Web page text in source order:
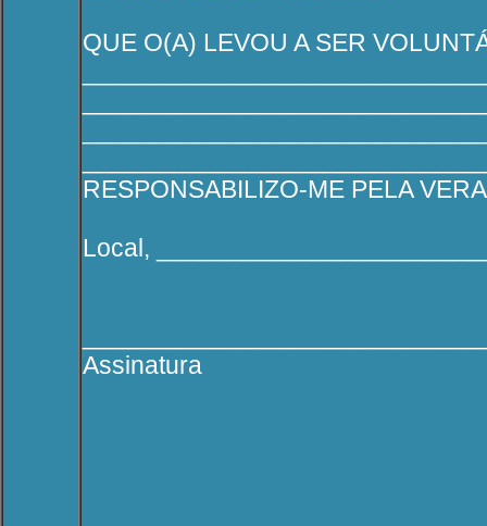
QUE O(A) LEVOU A SER
RESPONSABILIZO-ME PELA
Local,
Assinatura